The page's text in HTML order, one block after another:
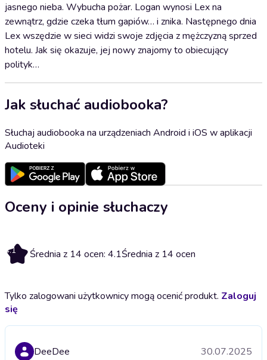
jasnego nieba. Wybucha pożar. Logan wynosi Lex na
zewnątrz, gdzie czeka tłum gapiów… i znika. Następnego dnia
Lex wszędzie w sieci widzi swoje zdjęcia z mężczyzną sprzed
hotelu. Jak się okazuje, jej nowy znajomy to obiecujący
polityk…
Jak słuchać audiobooka?
Słuchaj audiobooka na urządzeniach Android i iOS w aplikacji
Audioteki
Oceny i opinie słuchaczy
4.1 Średnia z 14 ocen: 4.1Średnia z 14 ocen
Tylko zalogowani użytkownicy mogą ocenić produkt. Zaloguj
się
DeeDee 30.07.2025